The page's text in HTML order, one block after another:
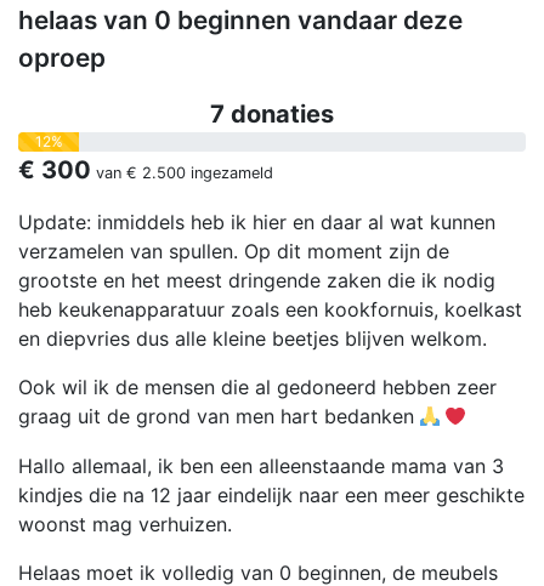
helaas van 0 beginnen vandaar deze
oproep
7 donaties
12%
€ 300 van € 2.500 ingezameld
Update: inmiddels heb ik hier en daar al wat kunnen
verzamelen van spullen. Op dit moment zijn de
grootste en het meest dringende zaken die ik nodig
heb keukenapparatuur zoals een kookfornuis, koelkast
en diepvries dus alle kleine beetjes blijven welkom.
Ook wil ik de mensen die al gedoneerd hebben zeer
graag uit de grond van men hart bedanken
Hallo allemaal, ik ben een alleenstaande mama van 3
kindjes die na 12 jaar eindelijk naar een meer geschikte
woonst mag verhuizen.
Helaas moet ik volledig van 0 beginnen, de meubels